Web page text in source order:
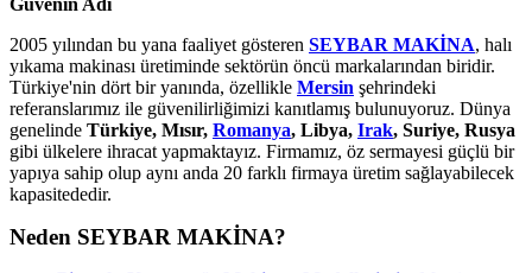
2005 yılından bu yana faaliyet gösteren SEYBAR MAKİNA, halı
yıkama makinası üretiminde sektörün öncü markalarından biridir.
Türkiye'nin dört bir yanında, özellikle Mersin şehrindeki
referanslarımız ile güvenilirliğimizi kanıtlamış bulunuyoruz. Dünya
genelinde Türkiye, Mısır, Romanya, Libya, Irak, Suriye, Rusya
gibi ülkelere ihracat yapmaktayız. Firmamız, öz sermayesi güçlü bir
yapıya sahip olup aynı anda 20 farklı firmaya üretim sağlayabilecek
kapasitededir.
Neden SEYBAR MAKİNA?